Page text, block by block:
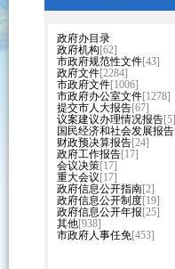
政府办目录
政府机构 [62]
市政府规范性文件[43]
政府文件[2284]
市政府文件[1006]
市政府办公室文件[1278]
提交市人大报告[67]
议案建议办理情况报告[5]
国民经济和社会发展报告
财政预决算报告[24]
政府工作报告[17]
会议决策[17]
重大会议 [17]
政府信息公开指南[2]
政府信息公开制度[19]
政府信息公开年报 [25]
其他[938]
市政府人事任免[453]